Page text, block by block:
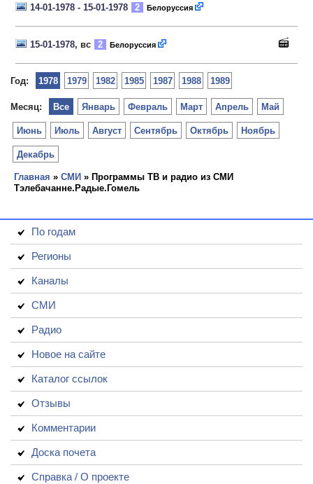
14-01-1978 - 15-01-1978 2 Белоруссия
15-01-1978, вс 2 Белоруссия
Год: 1978 1979 1982 1985 1987 1988 1989
Месяц: Январь Февраль Март Апрель Май
Июнь Июль Август Сентябрь Октябрь Ноябрь
Декабрь
Все
Главная » СМИ » Программы ТВ и радио из СМИ
Тэлебачанне.Радые.Гомель
По годам
Регионы
Каналы
СМИ
Радио
Новое на сайте
Каталог ссылок
Отзывы
Комментарии
Доска почета
Справка / О проекте